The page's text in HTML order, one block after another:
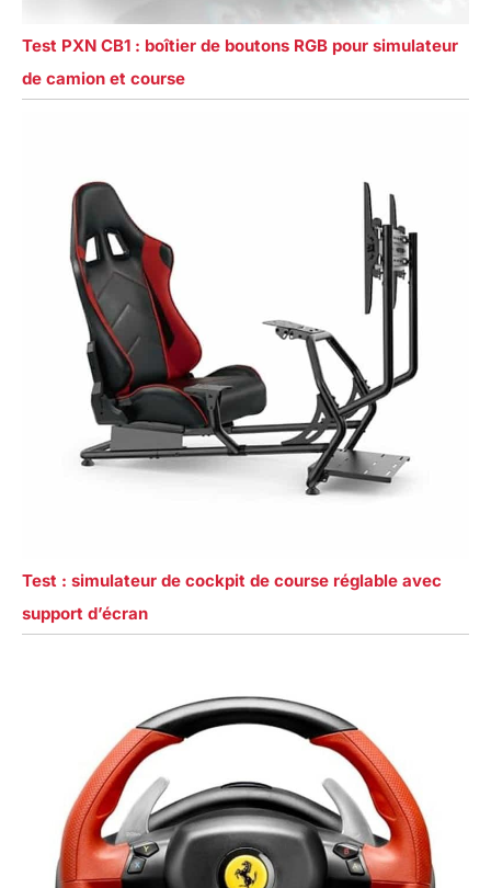
Test PXN CB1 : boîtier de boutons RGB pour simulateur
de camion et course
Test : simulateur de cockpit de course réglable avec
support d’écran